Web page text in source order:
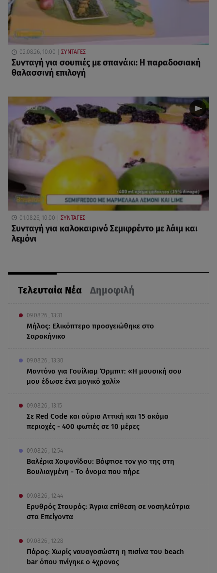
Τελευταία Νέα Δημοφιλή
09.08.26 , 13:31
Μήλος: Ελικόπτερο προσγειώθηκε στο
Σαρακήνικο
09.08.26 , 13:30
Μαντόνα για Γουίλιαμ Όρμπιτ: «Η μουσική σου
μου έδωσε ένα μαγικό χαλί»
09.08.26 , 13:15
Σε Red Code και αύριο Αττική και 15 ακόμα
περιοχές - 400 φωτιές σε 10 μέρες
09.08.26 , 12:54
Βαλέρια Χοψονίδου: Βάφτισε τον γιο της στη
Βουλιαγμένη - Το όνομα που πήρε
09.08.26 , 12:44
Ερυθρός Σταυρός: Άγρια επίθεση σε νοσηλεύτρια
στα Επείγοντα
09.08.26 , 12:28
Πάρος: Χωρίς ναυαγοσώστη η πισίνα του beach
bar όπου πνίγηκε ο 4χρονος
02.08.26, 10:00 ΣΥΝΤΑΓΕΣ
Συνταγή για σουπιές με σπανάκι: Η παραδοσιακή
θαλασσινή επιλογή
01.08.26, 10:00 ΣΥΝΤΑΓΕΣ
Συνταγή για καλοκαιρινό Σεμιφρέντο με λάιμ και
λεμόνι